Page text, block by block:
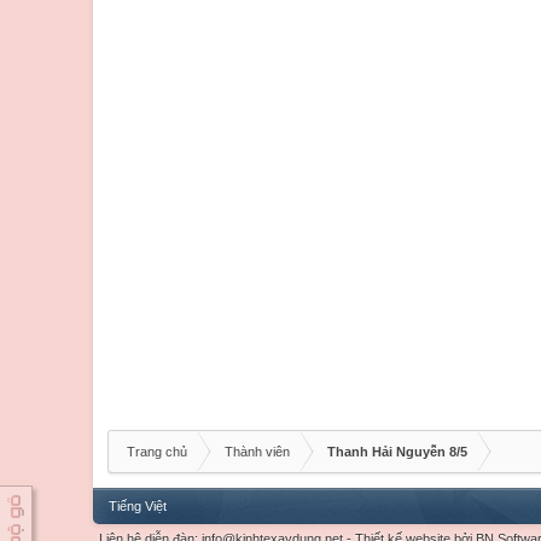
Trang chủ Thành viên Thanh Hải Nguyễn 8/5
Tiếng Việt